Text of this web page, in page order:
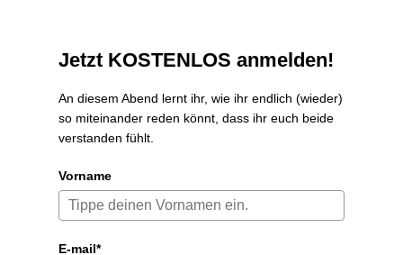
Jetzt KOSTENLOS anmelden!
An diesem Abend lernt ihr, wie ihr endlich (wieder)
so miteinander reden könnt, dass ihr euch beide
verstanden fühlt.
Vorname
E-mail*